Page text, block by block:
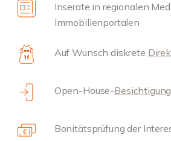
Inserate in regionalen
Immobilienportalen
Auf Wunsch diskrete
Open-House-
Bonitätsprüfung der